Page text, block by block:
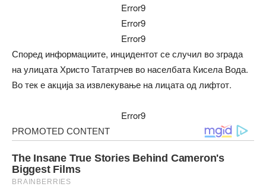
Error9
Error9
Error9
Според информациите, инцидентот се случил во зграда
на улицата Христо Тататрчев во населбата Кисела Вода.
Во тек е акција за извлекување на лицата од лифтот.
Error9